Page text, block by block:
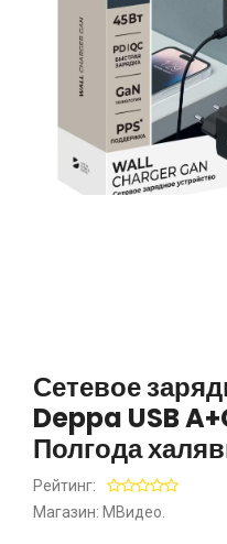
Сетевое
Deppa USB
Полгода
Рейтинг:
Магазин: МВидео.